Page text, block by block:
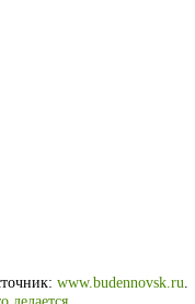
www.budennovsk.ru